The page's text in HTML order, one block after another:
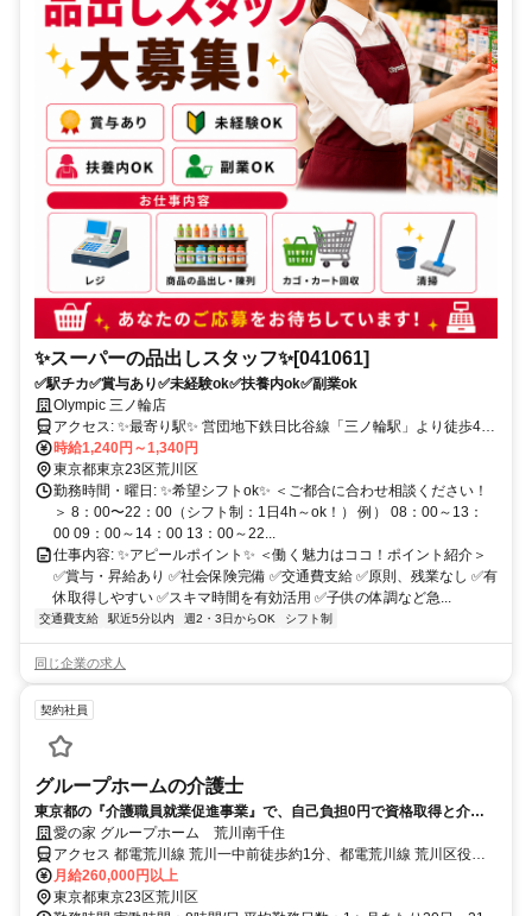
✨スーパーの品出しスタッフ✨[041061]
✅駅チカ✅賞与あり✅未経験ok✅扶養内ok✅副業ok
Olympic 三ノ輪店
アクセス: ✨最寄り駅✨ 営団地下鉄日比谷線「三ノ輪駅」より徒歩4分
。・゜・。。・゜・。。・゜・。。・゜・。・
時給1,240円～1,340円
東京都東京23区荒川区
勤務時間・曜日: ✨希望シフトok✨ ＜ご都合に合わせ相談ください！
＞ 8：00〜22：00（シフト制：1日4h～ok！） 例） 08：00～13：
00 09：00～14：00 13：00～22...
仕事内容: ✨アピールポイント✨ ＜働く魅力はココ！ポイント紹介＞
✅賞与・昇給あり ✅社会保険完備 ✅交通費支給 ✅原則、残業なし ✅有
休取得しやすい ✅スキマ時間を有効活用 ✅子供の体調など急...
交通費支給 駅近5分以内 週2・3日からOK シフト制
同じ企業の求人
契約社員
グループホームの介護士
東京都の『介護職員就業促進事業』で、自己負担0円で資格取得と介護
の仕事をスタートしよう
愛の家 グループホーム 荒川南千住
アクセス 都電荒川線 荒川一中前徒歩約1分、都電荒川線 荒川区役所
前徒歩約4分、都電荒川線 三ノ輪橋徒歩約4分 都電荒川線「荒川一中
前駅」より徒歩2分
月給260,000円以上
東京都東京23区荒川区